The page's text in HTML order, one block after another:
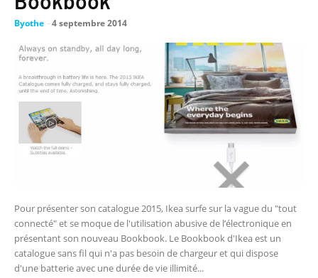
Byothe -4 septembre 2014
Pour présenter son catalogue 2015, Ikea surfe sur la vague du "tout
connecté" et se moque de l'utilisation abusive de l’électronique en
présentant son nouveau Bookbook. Le Bookbook d'Ikea est un
catalogue sans fil qui n'a pas besoin de chargeur et qui dispose
d'une batterie avec une durée de vie illimité...